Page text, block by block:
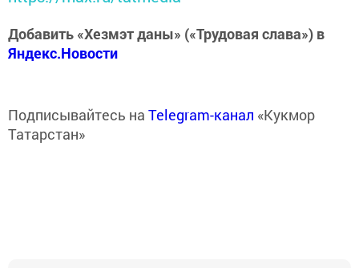
Добавить «Хезмэт даны» («Трудовая слава») в
Яндекс.Новости
Подписывайтесь на Telegram-канал «Кукмор
Татарстан»